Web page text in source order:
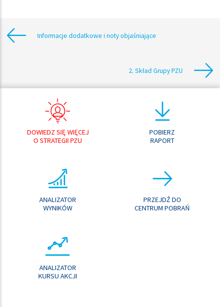
Informacje dodatkowe i noty objaśniające
2. Skład Grupy PZU
DOWIEDZ SIĘ WIĘCEJ
O STRATEGII PZU
POBIERZ
RAPORT
ANALIZATOR
WYNIKÓW
PRZEJDŹ DO
CENTRUM POBRAŃ
ANALIZATOR
KURSU AKCJI